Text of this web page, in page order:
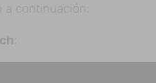
a continuación:
: